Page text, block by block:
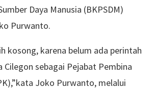
Daya Manusia (BKPSDM)
Purwanto.
kosong, karena belum ada perintah
Cilegon sebagai Pejabat Pembina
Joko Purwanto, melalui